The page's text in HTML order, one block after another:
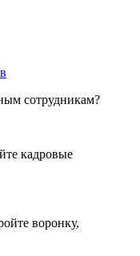
сотрудникам?
кадровые
воронку,